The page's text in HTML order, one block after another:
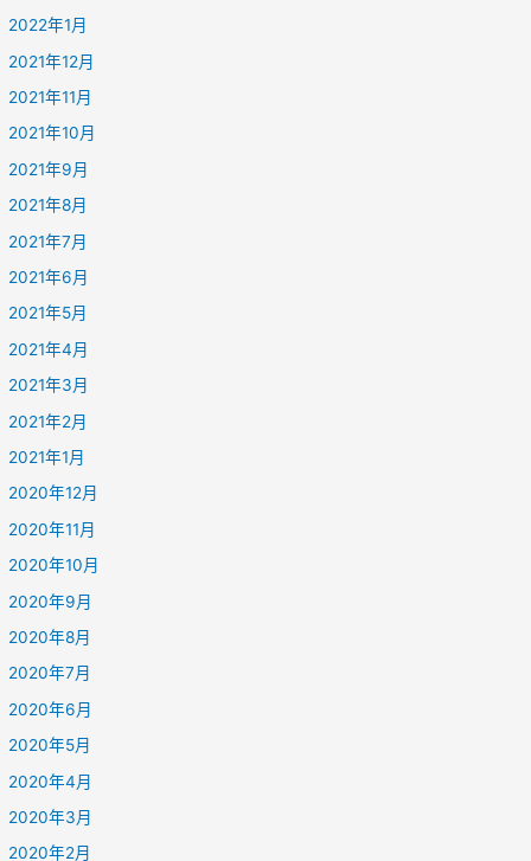
2022年1月
2021年12月
2021年11月
2021年10月
2021年9月
2021年8月
2021年7月
2021年6月
2021年5月
2021年4月
2021年3月
2021年2月
2021年1月
2020年12月
2020年11月
2020年10月
2020年9月
2020年8月
2020年7月
2020年6月
2020年5月
2020年4月
2020年3月
2020年2月